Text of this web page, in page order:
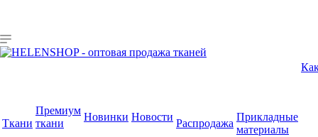
Ткани
Премиум
ткани
Новинки Новости
Распродажа
Прикладные
материалы